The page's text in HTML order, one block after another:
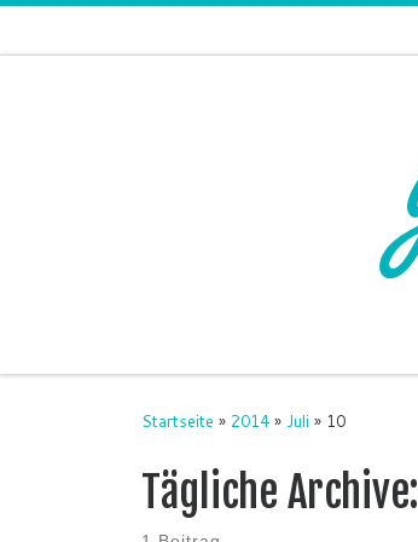
Startseite » 2014 » Juli » 10
Tägliche Archive: